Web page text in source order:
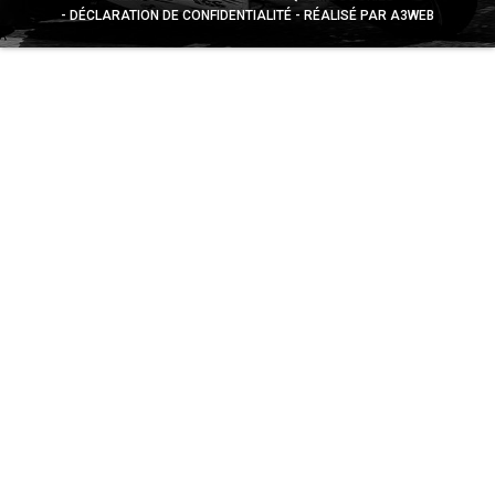
DÉCLARATION DE CONFIDENTIALITÉ
RÉALISÉ PAR A3WEB